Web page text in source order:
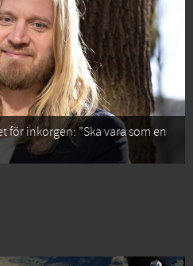
för inkorgen: ”Ska vara som en